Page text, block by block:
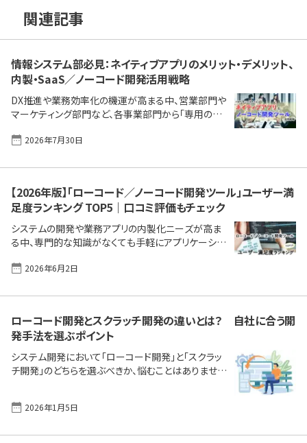
関連記事
情報システム部必見：ネイティブアプリのメリット・デメリット、
内製・SaaS／ノーコード開発活用戦略
DX推進や業務効率化の機運が高まる中、営業部門や
マーケティング部門など、各事業部門から「専用の業
いないでしょうか。これら個別の要求に全て応えること
ス部門の方も多くいると思います。 本記事では、ネイテ
プリ、PWAといった他のアプリ形式との比較を通じて、
それぞれのメリット・デメリットを明確にします。さらに、
SaaS活用、ノーコード・ローコード開発ツールといっ
た新たな選択肢を提示し、情報システム部門が現場
要求を裁き、全社最適化を図る戦略をひもといていき
[&hellip;]
2026年7月30日
【2026年版】「ローコード／ノーコード開発ツール」ユーザー満
足度ランキング TOP5｜口コミ評価もチェック
システムの開発や業務アプリの内製化ニーズが高ま
る中、専門的な知識がなくても手軽にアプリケーショ
がグッと注目されるようになり、導入する／導入を検
ツールが存在し、どの製品が自社の課題解決に最適
記事では、実際にシステムを導入・利用しているユー
ザーの評価に基づき、ユーザー評価・満足度の高いロ
ーコード／ノーコード開発ツール・製品をランキング
形式でご紹介。併せて、実際にツールを導入・活用して
いるユーザーの評価を参考に、導入を成功させるため
2026年6月2日
ローコード開発とスクラッチ開発の違いとは？ 自社に合う開
発手法を選ぶポイント
システム開発において「ローコード開発」と「スクラッ
チ開発」のどちらを選ぶべきか、悩むことはありません
コスト、カスタマイズ性、将来の拡張性など、手法ごと
ぞれの違いを分かりやすく整理し、自社の課題や目的
2026年1月5日